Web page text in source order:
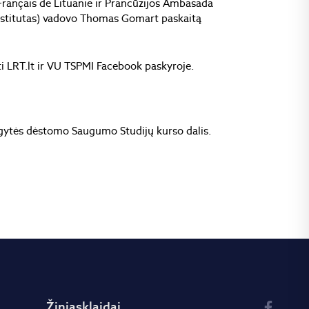
de Lituanie ir Prancūzijos Ambasada
vadovo Thomas Gomart paskaitą
ir VU TSPMI Facebook paskyroje.
dėstomo Saugumo Studijų kurso dalis.